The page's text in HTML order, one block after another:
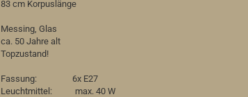
83 cm Korpuslänge
Messing, Glas
ca. 50 Jahre alt
Topzustand!
Fassung: 6x E27
Leuchtmittel: max. 40 W